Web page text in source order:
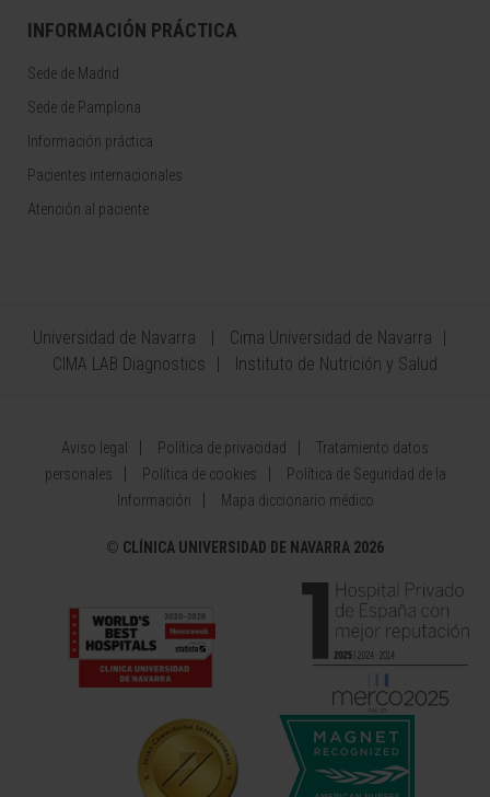
INFORMACIÓN PRÁCTICA
Sede de Madrid
Sede de Pamplona
Información práctica
Pacientes internacionales
Atención al paciente
Universidad de Navarra
Cima Universidad de Navarra
CIMA LAB Diagnostics
Instituto de Nutrición y Salud
Aviso legal Política de privacidad
Tratamiento datos
personales
Política de cookies
Política de Seguridad de la
Información
Mapa diccionario médico
© CLÍNICA UNIVERSIDAD DE NAVARRA 2026